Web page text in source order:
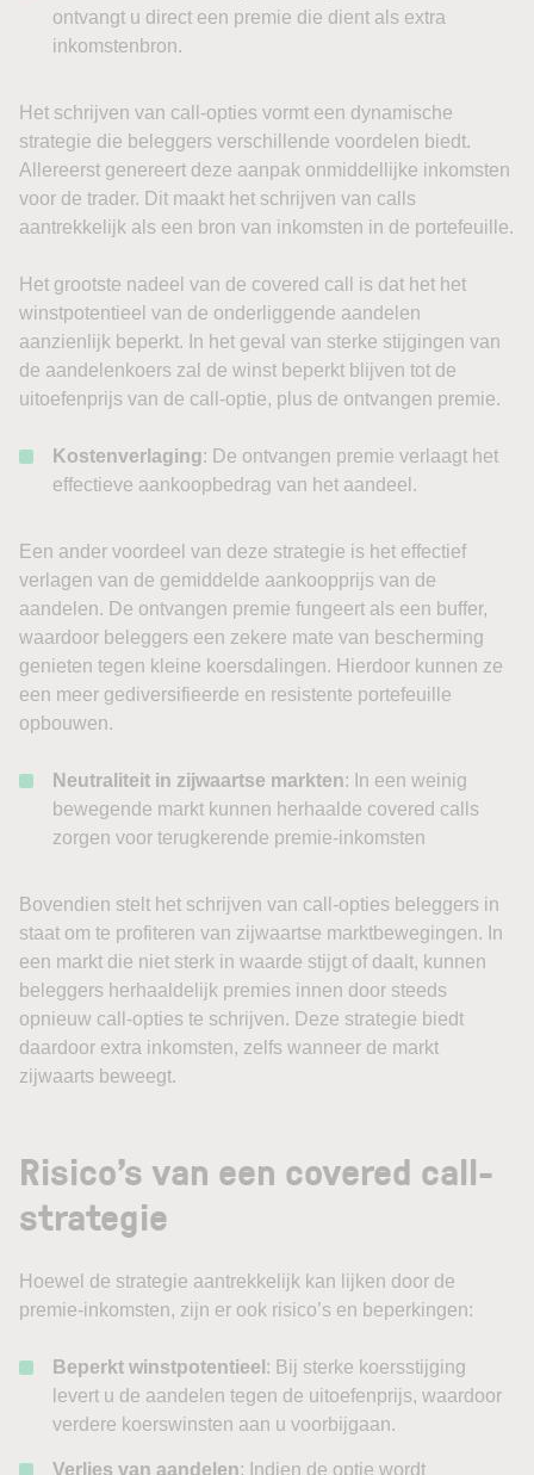
ontvangt u direct een premie die dient als extra
inkomstenbron.
Het schrijven van call-opties vormt een dynamische
strategie die beleggers verschillende voordelen biedt.
Allereerst genereert deze aanpak onmiddellijke inkomsten
voor de trader. Dit maakt het schrijven van calls
aantrekkelijk als een bron van inkomsten in de portefeuille.
Het grootste nadeel van de covered call is dat het het
winstpotentieel van de onderliggende aandelen
aanzienlijk beperkt. In het geval van sterke stijgingen van
de aandelenkoers zal de winst beperkt blijven tot de
uitoefenprijs van de call-optie, plus de ontvangen premie.
Kostenverlaging: De ontvangen premie verlaagt het
effectieve aankoopbedrag van het aandeel.
Een ander voordeel van deze strategie is het effectief
verlagen van de gemiddelde aankoopprijs van de
aandelen. De ontvangen premie fungeert als een buffer,
waardoor beleggers een zekere mate van bescherming
genieten tegen kleine koersdalingen. Hierdoor kunnen ze
een meer gediversifieerde en resistente portefeuille
opbouwen.
Neutraliteit in zijwaartse markten: In een weinig
bewegende markt kunnen herhaalde covered calls
zorgen voor terugkerende premie-inkomsten
Bovendien stelt het schrijven van call-opties beleggers in
staat om te profiteren van zijwaartse marktbewegingen. In
een markt die niet sterk in waarde stijgt of daalt, kunnen
beleggers herhaaldelijk premies innen door steeds
opnieuw call-opties te schrijven. Deze strategie biedt
daardoor extra inkomsten, zelfs wanneer de markt
zijwaarts beweegt.
Risico’s van een covered call-
strategie
Hoewel de strategie aantrekkelijk kan lijken door de
premie-inkomsten, zijn er ook risico’s en beperkingen:
Beperkt winstpotentieel : Bij sterke koersstijging
levert u de aandelen tegen de uitoefenprijs, waardoor
verdere koerswinsten aan u voorbijgaan.
Verlies van aandelen: Indien de optie wordt